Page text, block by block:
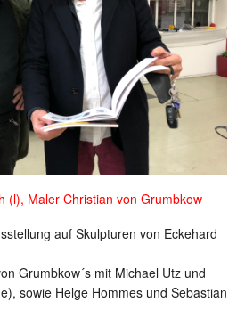
(l), Maler Christian von Grumbkow
auf Skulpturen von Eckehard
Grumbkow´s mit Michael Utz und
sowie Helge Hommes und Sebastian